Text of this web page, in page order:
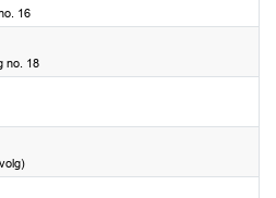
16
no. 18